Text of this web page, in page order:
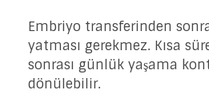
Embriyo transferinden
yatması gerekmez. Kısa
sonrası günlük yaşama
dönülebilir.